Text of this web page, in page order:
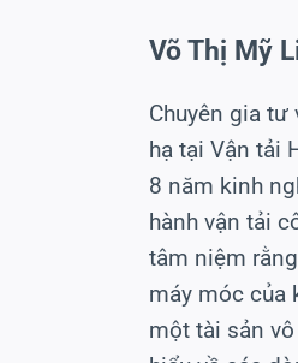
Võ Thị Mỹ
Chuyên gia tư
hạ tại Vận tải
8 năm kinh
hành vận tải
tâm niệm
máy móc của
một tài sản